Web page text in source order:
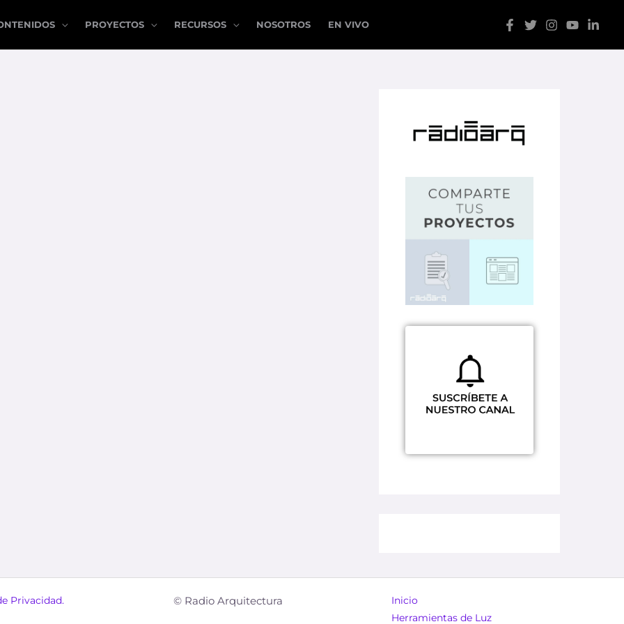
PROYECTOS RECURSOS NOSOTROS EN VIVO
Privacidad. © Radio Arquitectura
Inicio
Herramientas de Luz